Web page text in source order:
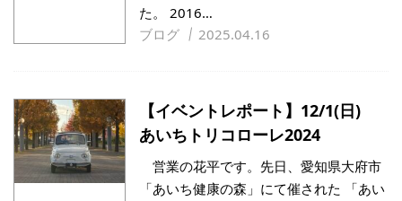
た。 2016…
ブログ
2025.04.16
【イベントレポート】12/1(日)
あいちトリコローレ2024
営業の花平です。先日、愛知県大府市
「あいち健康の森」にて催された 「あい